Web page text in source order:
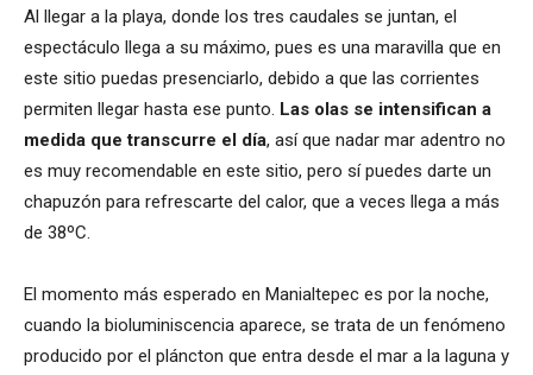
Al llegar a la playa, donde los tres caudales se juntan, el
espectáculo llega a su máximo, pues es una maravilla que en
este sitio puedas presenciarlo, debido a que las corrientes
permiten llegar hasta ese punto. Las olas se intensifican a
medida que transcurre el día, así que nadar mar adentro no
es muy recomendable en este sitio, pero sí puedes darte un
chapuzón para refrescarte del calor, que a veces llega a más
de 38ºC.
El momento más esperado en Manialtepec es por la noche,
cuando la bioluminiscencia aparece, se trata de un fenómeno
producido por el pláncton que entra desde el mar a la laguna y